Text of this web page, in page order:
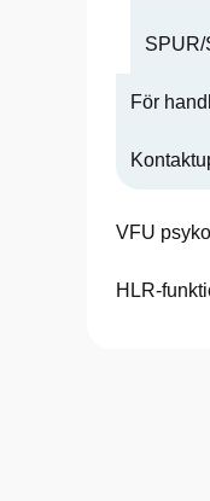
SPUR/
För
VFU
HLR-